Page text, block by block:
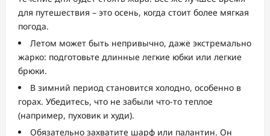
для путешествия – это осень, когда стоит более мягкая
погода.
Летом может быть непривычно, даже экстремально
жарко: подготовьте длинные легкие юбки или легкие
брюки.
В зимний период становится холодно, особенно в
горах. Убедитесь, что не забыли что-то теплое
(например, пуховик и худи).
Обязательно захватите шарф или палантин. Он